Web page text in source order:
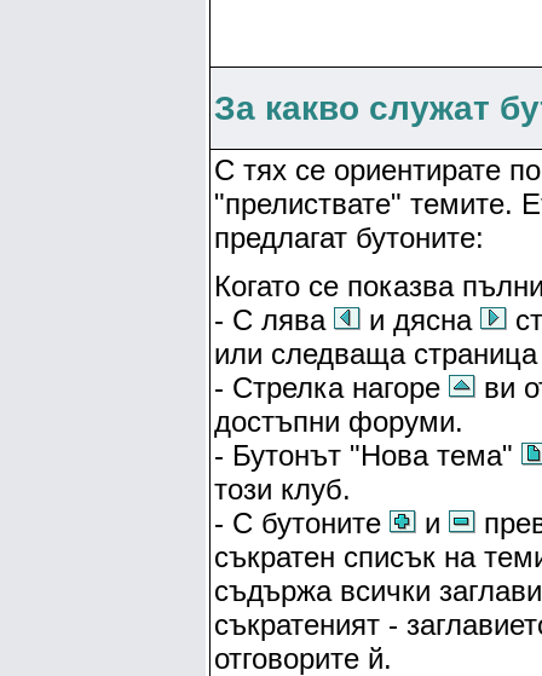
За какво служат
С тях се ориентирате
"прелиствате" темите.
предлагат бутоните:
Когато се показва
- С лява
и дясна
или следваща
- Стрелка нагоре
ви
достъпни форуми.
- Бутонът "Нова тема"
този клуб.
- С бутоните
и
съкратен списък на
съдържа всички
съкратеният -
отговорите й.